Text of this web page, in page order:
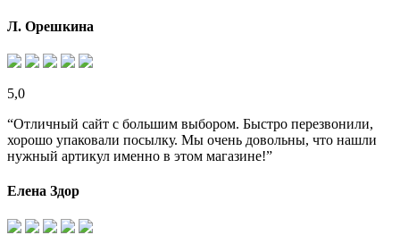
Л. Орешкина
5,0
“Отличный сайт с большим выбором. Быстро перезвонили,
хорошо упаковали посылку. Мы очень довольны, что нашли
нужный артикул именно в этом магазине!”
Елена Здор